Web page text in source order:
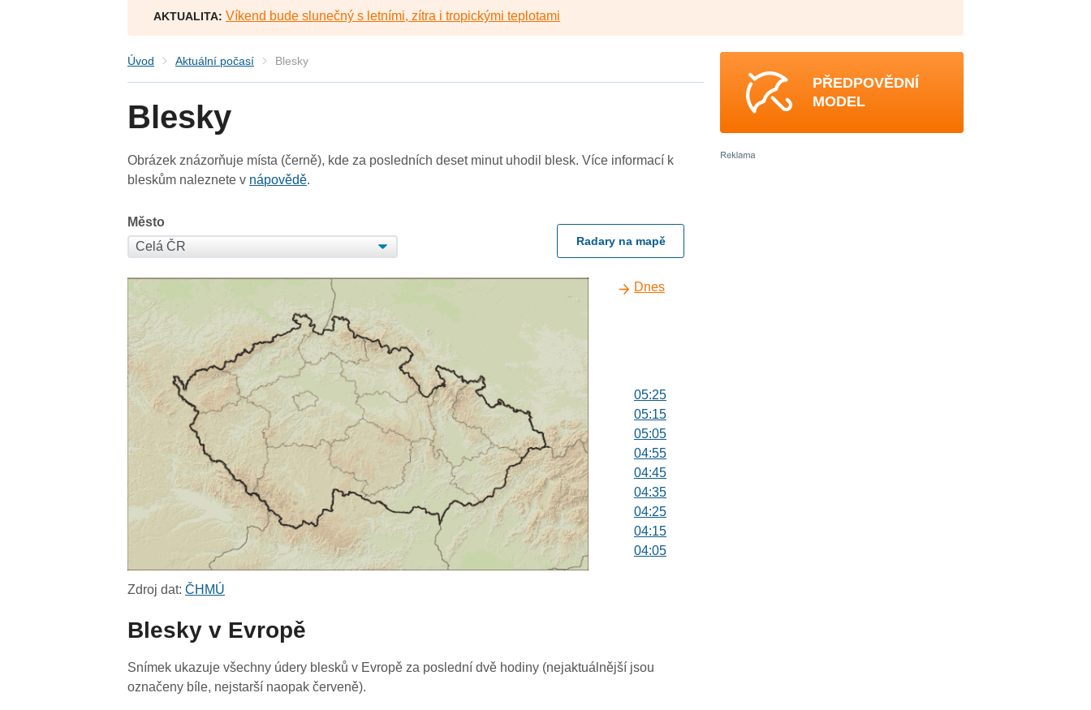
AKTUALITA: Víkend bude slunečný s letními, zítra i tropickými teplotami
Úvod Aktuální počasí Blesky
Blesky
Obrázek znázorňuje místa (černě), kde za posledních deset minut uhodil blesk. Více informací k
bleskům naleznete v nápovědě.
Město
Radary na mapě
Dnes
05:25
05:15
05:05
04:55
04:45
04:35
04:25
04:15
04:05
03:05
Zdroj dat:ČHMÚ
Blesky v Evropě
Snímek ukazuje všechny údery blesků v Evropě za poslední dvě hodiny (nejaktuálnější jsou
označeny bíle, nejstarší naopak červeně).
PŘEDPOVĚDNÍ
MODEL